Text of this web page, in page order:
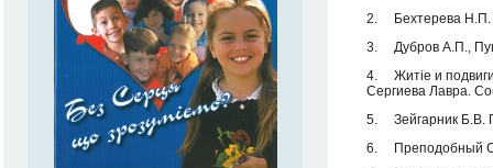
2. Бехтерева Н.П.
3. Дубров А.П.,
4. Житіе и подвиги
Сергиева Лавра.
5. Зейгарник Б.В.
6. Преподобный